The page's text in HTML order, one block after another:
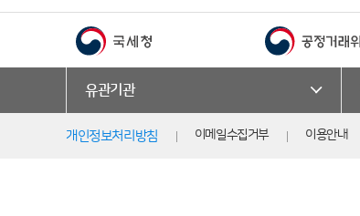
유관기관
개인정보처리방침 이메일수집거부 이용안내